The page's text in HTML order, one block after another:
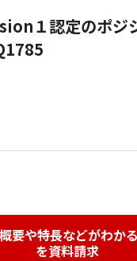
１認定のポジ
要や特長などがわか
を資料請求